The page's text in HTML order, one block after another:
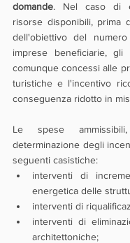
domande. Nel caso di
risorse disponibili, prima
dell'obiettivo del
imprese beneficiarie, gli
comunque concessi alle
turistiche e l'incentivo
conseguenza ridotto in
Le spese
determinazione degli
seguenti casistiche:
interventi di
energetica delle
interventi di
interventi di
architettoniche;